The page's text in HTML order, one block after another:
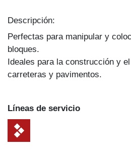
Descripción:
Perfectas para manipular y
bloques.
Ideales para la construcción y
carreteras y pavimentos.
Líneas de servicio